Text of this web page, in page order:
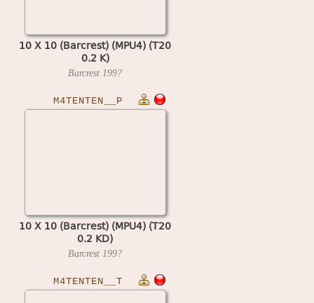
10 X 10 (Barcrest) (MPU4) (T20
0.2 K)
Barcrest 199?
M4TENTEN__P
10 X 10 (Barcrest) (MPU4) (T20
0.2 KD)
Barcrest 199?
M4TENTEN__T